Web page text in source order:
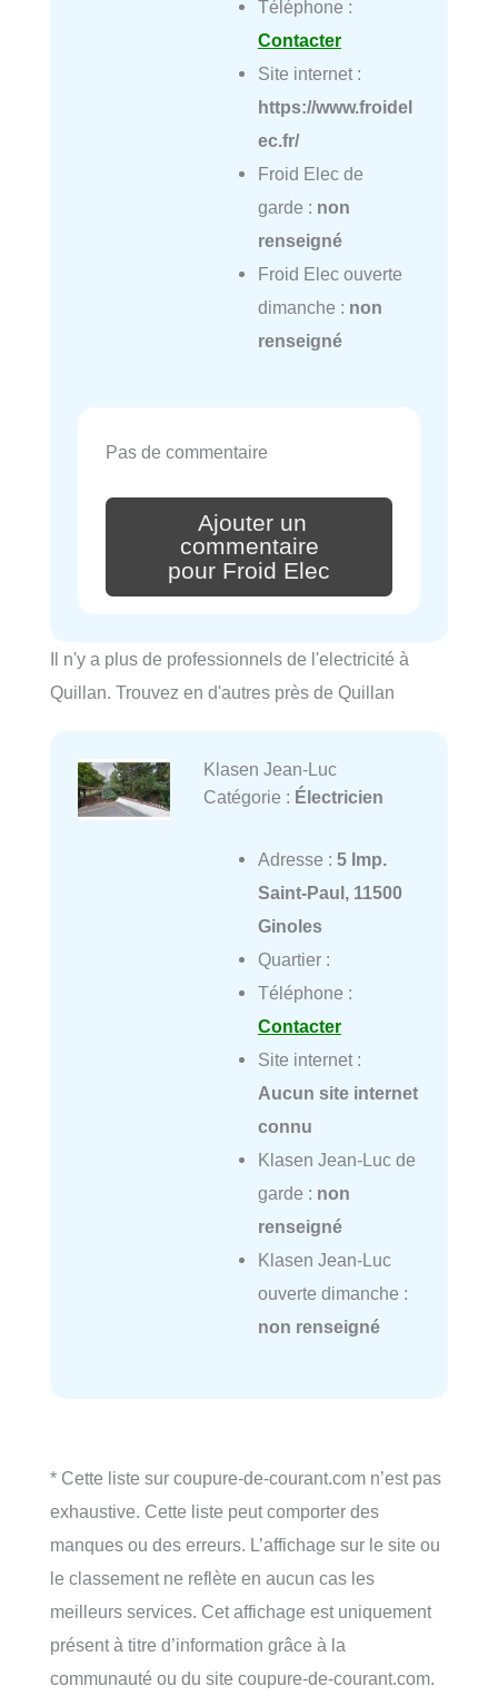
Téléphone :
Contacter
Site internet :
https://www.froidel
ec.fr/
Froid Elec de
garde : non
renseigné
Froid Elec ouverte
dimanche : non
renseigné
Pas de commentaire
Ajouter un
commentaire
pour Froid Elec
Il n'y a plus de professionnels de l'electricité à
Quillan. Trouvez en d'autres près de Quillan
Klasen Jean-Luc
Catégorie : Électricien
Adresse : 5 Imp.
Saint-Paul, 11500
Ginoles
Quartier :
Téléphone :
Contacter
Site internet :
Aucun site internet
connu
Klasen Jean-Luc de
garde : non
renseigné
Klasen Jean-Luc
ouverte dimanche :
non renseigné
* Cette liste sur coupure-de-courant.com n’est pas
exhaustive. Cette liste peut comporter des
manques ou des erreurs. L’affichage sur le site ou
le classement ne reflète en aucun cas les
meilleurs services. Cet affichage est uniquement
présent à titre d’information grâce à la
communauté ou du site coupure-de-courant.com.